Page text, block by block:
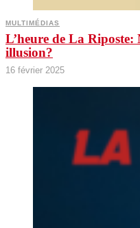
MULTIMÉDIAS
L’heure de La Riposte:
illusion?
16 février 2025